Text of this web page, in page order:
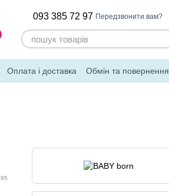
093 385 72 97 Передзвонити вам?
Оплата і доставка Обмін та повернення
95